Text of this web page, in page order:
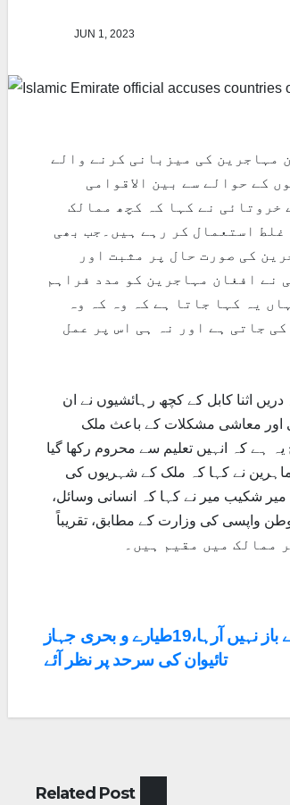
JUN 1, 2023
مہاجرین کی میزبانی کرنے والے
کے حوالے سے بین الاقوامی
خروتائی نے کہا کہ کچھ ممالک
استعمال کر رہے ہیں۔جب بھی
کی صورت حال پر مثبت اور
نے افغان مہاجرین کو مدد فراہم
یہ کہا جاتا ہے کہ وہ کہ وہ
جاتی ہے اور نہ ہی اس پر عمل
اثنا کابل کے کچھ رہائشیوں نے ان
اور معاشی مشکلات کے باعث ملک
ہے کہ انہیں تعلیم سے محروم رکھا گیا
نے کہا کہ ملک کے شہریوں کی
شکیب میر نے کہا کہ انسانی وسائل،
واپسی کی وزارت کے مطابق، تقریباً
Post
navigation
چین حرکتوں سے باز نہیں آرہا،19طیارے و بحری جہاز
تائیوان کی سرحد پر نظر آئے
Related Post